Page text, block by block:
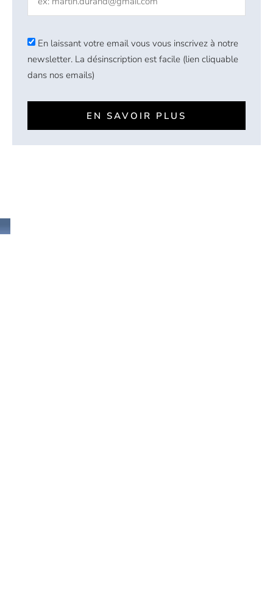
En laissant votre email vous vous inscrivez à notre
newsletter. La désinscription est facile (lien cliquable
dans nos emails)
EN SAVOIR PLUS